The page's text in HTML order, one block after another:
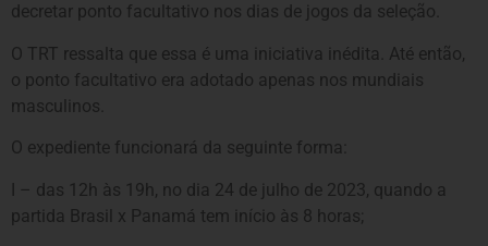
decretar ponto facultativo nos dias de jogos da seleção.
O TRT ressalta que essa é uma iniciativa inédita. Até então,
o ponto facultativo era adotado apenas nos mundiais
masculinos.
O expediente funcionará da seguinte forma:
I – das 12h às 19h, no dia 24 de julho de 2023, quando a
partida Brasil x Panamá tem início às 8 horas;